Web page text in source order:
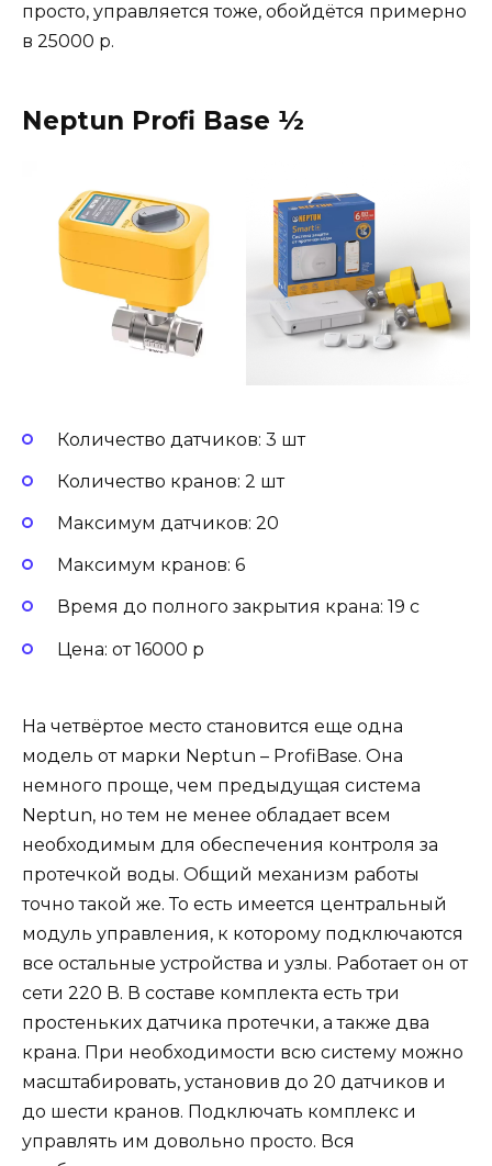
просто, управляется тоже, обойдётся примерно
в 25000 р.
Neptun Profi Base ½
Количество датчиков: 3 шт
Количество кранов: 2 шт
Максимум датчиков: 20
Максимум кранов: 6
Время до полного закрытия крана: 19 с
Цена: от 16000 р
На четвёртое место становится еще одна
модель от марки Neptun – ProfiBase. Она
немного проще, чем предыдущая система
Neptun, но тем не менее обладает всем
необходимым для обеспечения контроля за
протечкой воды. Общий механизм работы
точно такой же. То есть имеется центральный
модуль управления, к которому подключаются
все остальные устройства и узлы. Работает он от
сети 220 В. В составе комплекта есть три
простеньких датчика протечки, а также два
крана. При необходимости всю систему можно
масштабировать, установив до 20 датчиков и
до шести кранов. Подключать комплекс и
управлять им довольно просто. Вся